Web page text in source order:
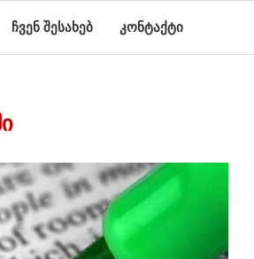
ჩვენ შესახებ კონტაქტი